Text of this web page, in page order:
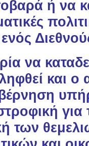
ή να
να
και ο
για
των